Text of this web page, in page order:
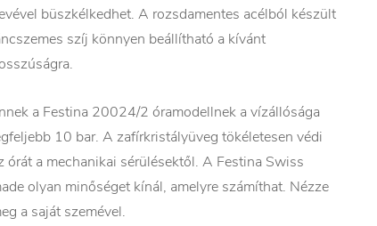
büszkélkedhet. A rozsdamentes acélból készült
szíj könnyen beállítható a kívánt
a Festina 20024/2 óramodellnek a vízállósága
10 bar. A zafírkristályüveg tökéletesen védi
órát a mechanikai sérülésektől. A Festina Swiss
olyan minőséget kínál, amelyre számíthat. Nézze
a saját szemével.